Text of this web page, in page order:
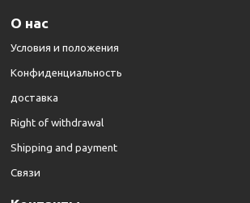
О нас
Условия и положения
Конфиденциальность
доставка
Right of withdrawal
Shipping and payment
Cвязи